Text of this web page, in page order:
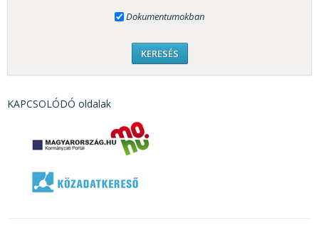
Dokumentumokban
KAPCSOLÓDÓ oldalak